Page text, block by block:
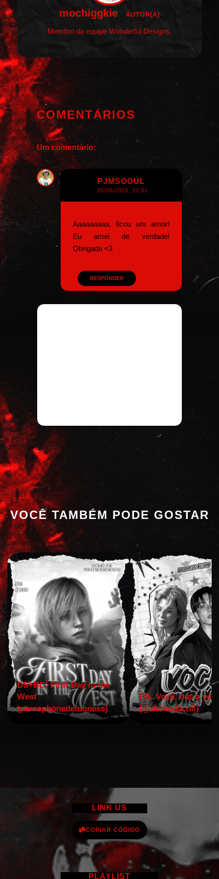
mochiggkie AUTOR(A)
Membro da equipe Wonderful Designs.
COMENTÁRIOS
Um comentário:
PJMSOOUL
25/05/2022, 21:51
Aaaaaaaaa, ficou um amor!
Eu amei de verdade!
Obrigada <3
RESPONDER
VOCÊ TAMBÉM PODE GOSTAR
DS+BC: First Day in the
West
(persephonedemoness)
DS: Você, outra vez!
(@domodachii)
LINK US
COPIAR CÓDIGO
PLAYLIST